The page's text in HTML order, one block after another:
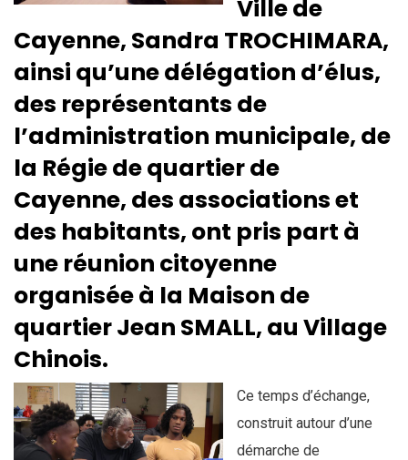
Ville de
Cayenne, Sandra TROCHIMARA,
ainsi qu’une délégation d’élus,
des représentants de
l’administration municipale, de
la Régie de quartier de
Cayenne, des associations et
des habitants, ont pris part à
une réunion citoyenne
organisée à la Maison de
quartier Jean SMALL, au Village
Chinois.
Ce temps d’échange,
construit autour d’une
démarche de